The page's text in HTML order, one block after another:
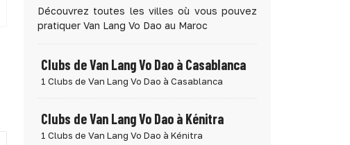
Découvrez toutes les villes où vous pouvez
pratiquer Van Lang Vo Dao au Maroc
Clubs de Van Lang Vo Dao à Casablanca
1 Clubs de Van Lang Vo Dao à Casablanca
Clubs de Van Lang Vo Dao à Kénitra
1 Clubs de Van Lang Vo Dao à Kénitra